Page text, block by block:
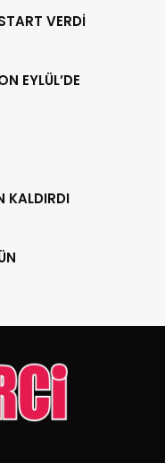
VERDİ
EYLÜL’DE
KALDIRDI